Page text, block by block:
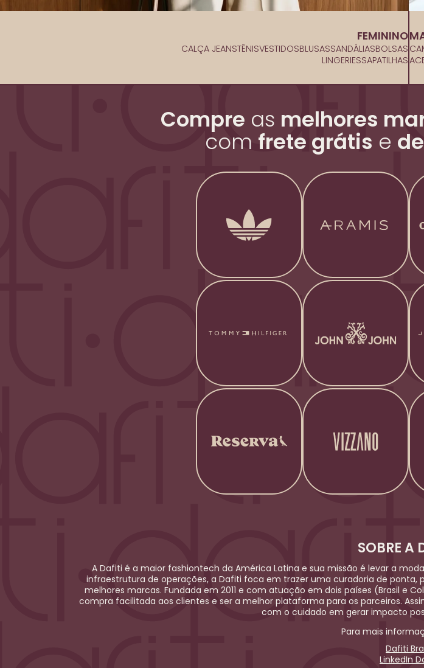
FEMININO
BOLSAS
SANDÁLIAS
BLUSAS
VESTIDOS
TÊNIS
CALÇA JEANS
SAPATILHAS
LINGERIES
Compre as melhores
com frete grátis e
SOBRE A
A Dafiti é a maior fashiontech da América Latina e sua missão é levar a
infraestrutura de operações, a Dafiti foca em trazer uma curadoria de ponta,
melhores marcas. Fundada em 2011 e com atuação em dois países (Brasil e
compra facilitada aos clientes e ser a melhor plataforma para os parceiros.
com o cuidado em gerar impacto
Para mais
Dafiti
LinkedIn